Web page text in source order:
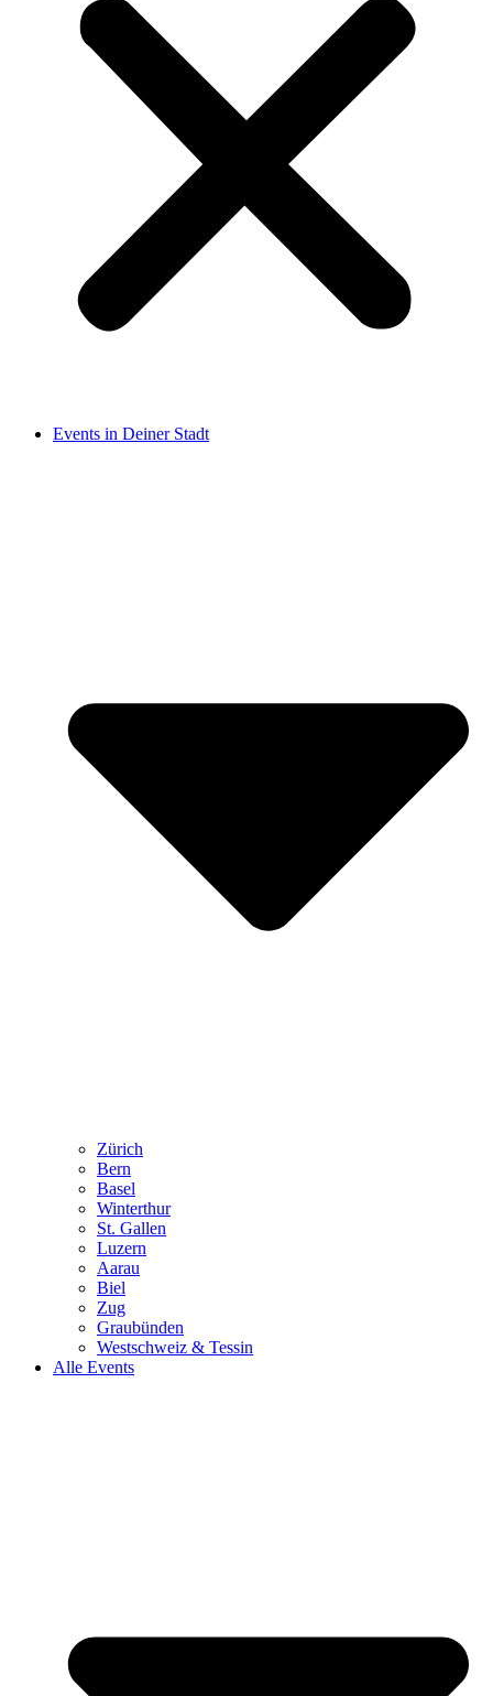
Events in Deiner Stadt
Zürich
Bern
Basel
Winterthur
St. Gallen
Luzern
Aarau
Biel
Zug
Graubünden
Westschweiz & Tessin
Alle Events